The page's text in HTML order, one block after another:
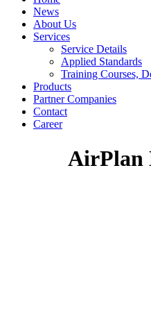
News
About Us
Services
Service Details
Applied Standards
Training Courses,
Products
Partner Companies
Contact
Career
AirPlan